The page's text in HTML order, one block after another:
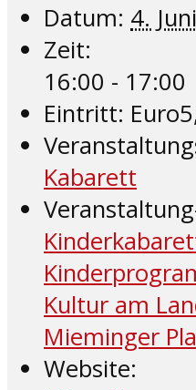
Datum: 4.
Zeit:
16:00 - 17:00
Eintritt:
Kabarett
Kultur am
Mieminger
Website: